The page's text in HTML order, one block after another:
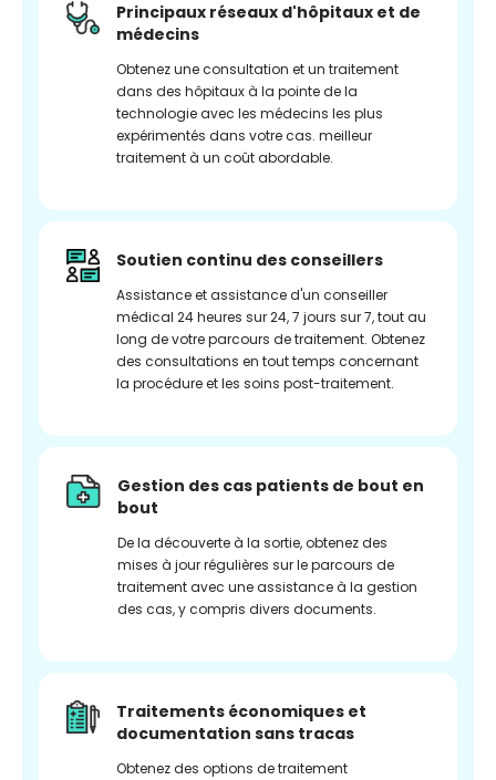
Principaux réseaux d'hôpitaux et de
médecins
Obtenez une consultation et un traitement
dans des hôpitaux à la pointe de la
technologie avec les médecins les plus
expérimentés dans votre cas. meilleur
traitement à un coût abordable.
Soutien continu des conseillers
Assistance et assistance d'un conseiller
médical 24 heures sur 24, 7 jours sur 7, tout au
long de votre parcours de traitement. Obtenez
des consultations en tout temps concernant
la procédure et les soins post-traitement.
Gestion des cas patients de bout en
bout
De la découverte à la sortie, obtenez des
mises à jour régulières sur le parcours de
traitement avec une assistance à la gestion
des cas, y compris divers documents.
Traitements économiques et
documentation sans tracas
Obtenez des options de traitement